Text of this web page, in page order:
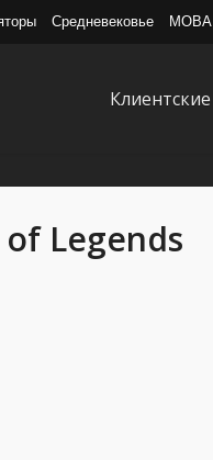
Средневековье MOBA
Клиентские
Legends